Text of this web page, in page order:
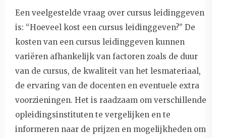
Een veelgestelde vraag over cursus leidinggeven
is: “Hoeveel kost een cursus leidinggeven?” De
kosten van een cursus leidinggeven kunnen
variëren afhankelijk van factoren zoals de duur
van de cursus, de kwaliteit van het lesmateriaal,
de ervaring van de docenten en eventuele extra
voorzieningen. Het is raadzaam om verschillende
opleidingsinstituten te vergelijken en te
informeren naar de prijzen en mogelijkheden om